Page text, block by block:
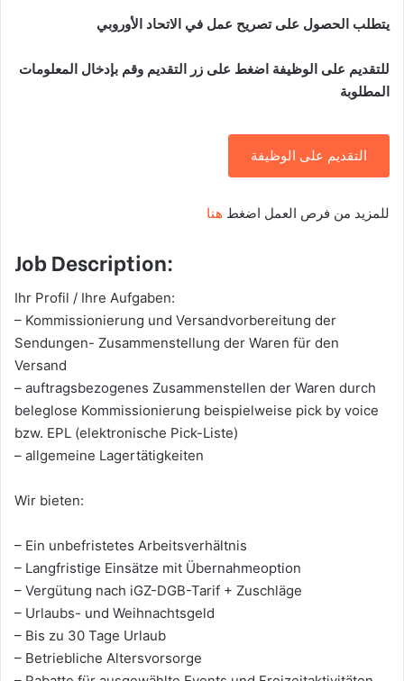
يتطلب الحصول على تصريح عمل في الاتحاد الأوروبي
للتقديم على الوظيفة اضغط على زر التقديم وقم بإدخال المعلومات
المطلوبة
التقديم على الوظيفة
للمزيد من فرص العمل اضغط هنا
Job Description:
Ihr Profil / Ihre Aufgaben:
– Kommissionierung und Versandvorbereitung der
Sendungen- Zusammenstellung der Waren für den
Versand
– auftragsbezogenes Zusammenstellen der Waren durch
beleglose Kommissionierung beispielweise pick by voice
bzw. EPL (elektronische Pick-Liste)
– allgemeine Lagertätigkeiten
Wir bieten:
– Ein unbefristetes Arbeitsverhältnis
– Langfristige Einsätze mit Übernahmeoption
– Vergütung nach iGZ-DGB-Tarif + Zuschläge
– Urlaubs- und Weihnachtsgeld
– Bis zu 30 Tage Urlaub
– Betriebliche Altersvorsorge